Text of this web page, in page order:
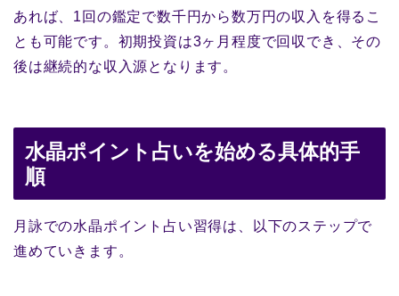
あれば、1回の鑑定で数千円から数万円の収入を得るこ
とも可能です。初期投資は3ヶ月程度で回収でき、その
後は継続的な収入源となります。
水晶ポイント占いを始める具体的手
順
月詠での水晶ポイント占い習得は、以下のステップで
進めていきます。